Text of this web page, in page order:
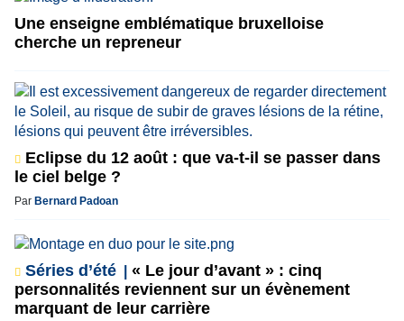
Une enseigne emblématique bruxelloise
cherche un repreneur
Eclipse du 12 août : que va-t-il se passer dans
le ciel belge ?
Par Bernard Padoan
Séries d’été
« Le jour d’avant » : cinq
personnalités reviennent sur un évènement
marquant de leur carrière